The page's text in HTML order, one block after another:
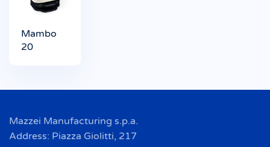
Mambo
20
Mazzei Manufacturing s.p.a.
Address: Piazza Giolitti, 217